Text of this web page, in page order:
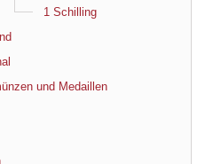
1 Schilling
und Medaillen